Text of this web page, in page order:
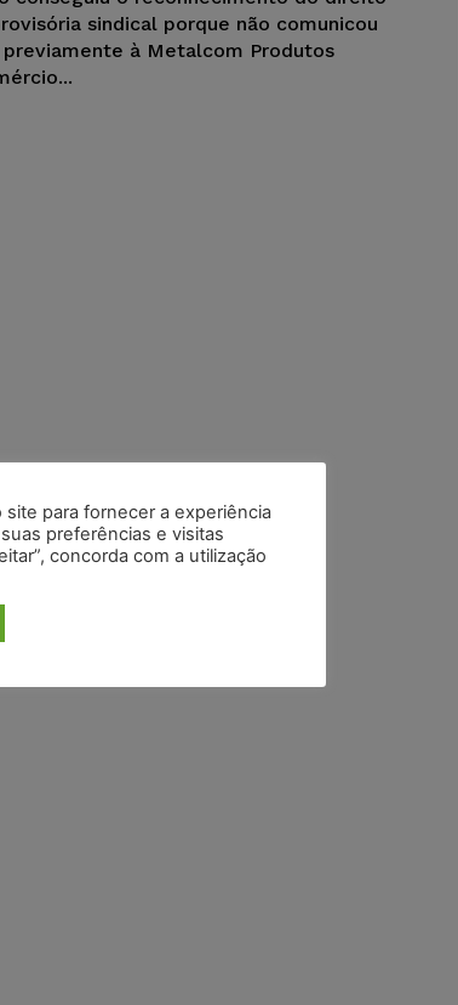
sindical porque não comunicou
previamente à Metalcom Produtos
para fornecer a experiência
preferências e visitas
concorda com a utilização